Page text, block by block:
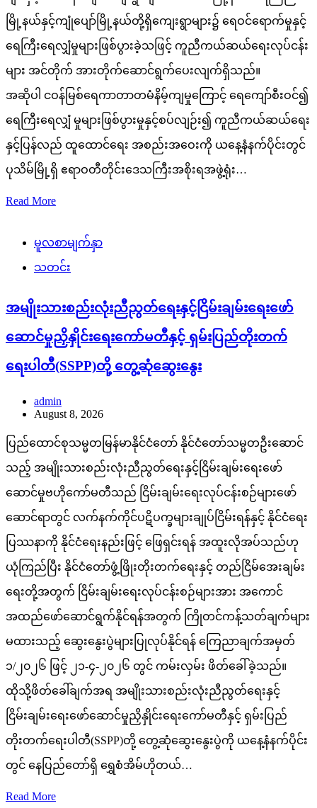
မြို့နယ်နှင့်ကျုံပျော်မြို့နယ်တို့ရှိကျေးရွာများ၌ ရေဝင်ရောက်မှုနှင့်
ရေကြီးရေလျှံမှုများဖြစ်ပွားခဲ့သဖြင့် ကူညီကယ်ဆယ်ရေးလုပ်ငန်း
များ အင်တိုက် အားတိုက်ဆောင်ရွက်ပေးလျက်ရှိသည်။
အဆိုပါ ငဝန်မြစ်ရေကာတာတမံနိမ့်ကျမှုကြောင့် ရေကျော်စီးဝင်၍
ရေကြီးရေလျှံ မှုများဖြစ်ပွားမှုနှင့်စပ်လျဉ်း၍ ကူညီကယ်ဆယ်ရေး
နှင့်ပြန်လည် ထူထောင်ရေး အစည်းအဝေးကို ယနေ့နံနက်ပိုင်းတွင်
ပုသိမ်မြို့ရှိ ဧရာဝတီတိုင်းဒေသကြီးအစိုးရအဖွဲ့ရုံး…
Read More
မူလစာမျက်နှာ
သတင်း
အမျိုးသားစည်းလုံးညီညွတ်ရေးနှင့်ငြိမ်းချမ်းရေးဖော်
ဆောင်မှုညှိနှိုင်းရေးကော်မတီနှင့် ရှမ်းပြည်တိုးတက်
ရေးပါတီ(SSPP)တို့ တွေ့ဆုံဆွေးနွေး
admin
August 8, 2026
ပြည်ထောင်စုသမ္မတမြန်မာနိုင်ငံတော် နိုင်ငံတော်သမ္မတဦးဆောင်
သည့် အမျိုးသားစည်းလုံးညီညွတ်ရေးနှင့်ငြိမ်းချမ်းရေးဖော်
ဆောင်မှုဗဟိုကော်မတီသည် ငြိမ်းချမ်းရေးလုပ်ငန်းစဉ်များဖော်
ဆောင်ရာတွင် လက်နက်ကိုင်ပဋိပက္ခများချုပ်ငြိမ်းရန်နှင့် နိုင်ငံရေး
ပြဿနာကို နိုင်ငံရေးနည်းဖြင့် ဖြေရှင်းရန် အထူးလိုအပ်သည်ဟု
ယုံကြည်ပြီး နိုင်ငံတော်ဖွံ့ဖြိုးတိုးတက်ရေးနှင့် တည်ငြိမ်အေးချမ်း
ရေးတို့အတွက် ငြိမ်းချမ်းရေးလုပ်ငန်းစဉ်များအား အကောင်
အထည်ဖော်ဆောင်ရွက်နိုင်ရန်အတွက် ကြိုတင်ကန့်သတ်ချက်များ
မထားသည့် ဆွေးနွေးပွဲများပြုလုပ်နိုင်ရန် ကြေညာချက်အမှတ်
၁/၂၀၂၆ ဖြင့် ၂၁-၄-၂၀၂၆ တွင် ကမ်းလှမ်း ဖိတ်ခေါ်ခဲ့သည်။
ထိုသို့ဖိတ်ခေါ်ချက်အရ အမျိုးသားစည်းလုံးညီညွတ်ရေးနှင့်
ငြိမ်းချမ်းရေးဖော်ဆောင်မှုညှိနှိုင်းရေးကော်မတီနှင့် ရှမ်းပြည်
တိုးတက်ရေးပါတီ(SSPP)တို့ တွေ့ဆုံဆွေးနွေးပွဲကို ယနေ့နံနက်ပိုင်း
တွင် နေပြည်တော်ရှိ ရွှေစံအိမ်ဟိုတယ်…
Read More